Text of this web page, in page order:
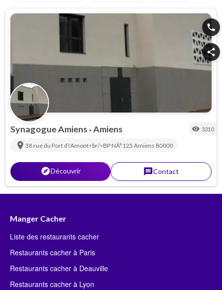
Achat Appartement Israel Crédit Israël Avocat Israël
phone
share
Synagogue Amiens • Amiens visibility 3310
location_on 38 rue du Port d\'Amont<br/>BP NÂ°125 Amiens 80000
explorerDécouvrir messageContact
Manger Cacher
Liste des restaurants cacher
Restaurants cacher à Paris
Restaurants cacher à Deauville
Restaurants cacher à Lyon